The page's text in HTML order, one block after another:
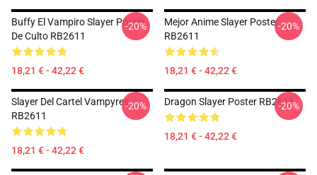
Buffy El Vampiro Slayer Poster
De Culto RB2611
18,21 € - 42,22 €
-20%
Mejor Anime Slayer Poster
RB2611
18,21 € - 42,22 €
-20%
Slayer Del Cartel Vampyres
RB2611
18,21 € - 42,22 €
-20% Dragon Slayer Poster RB2611
18,21 € - 42,22 €
-20%